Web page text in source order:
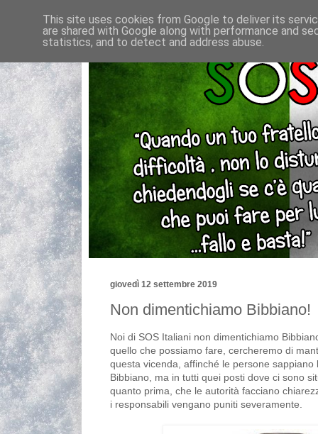
giovedì 12 settembre 2019
Non dimentichiamo Bibbiano!
Noi di SOS Italiani non dimentichiamo
quello che possiamo fare, cercheremo di
questa vicenda, affinché le persone sappiano
Bibbiano, ma in tutti quei posti dove ci sono
quanto prima, che le autorità facciano
i responsabili vengano puniti severamente.
This site uses cookies from Google to deliver its
are shared with Google along with performance and
statistics, and to detect and address abuse.